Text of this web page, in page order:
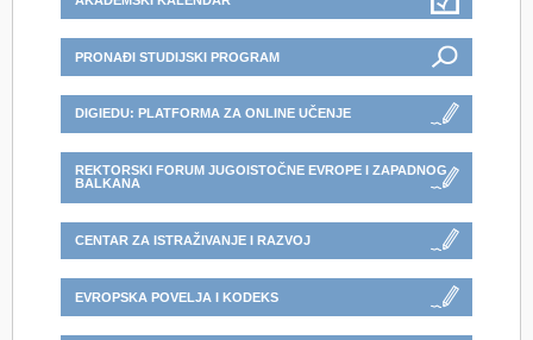
PRONAĐI STUDIJSKI PROGRAM
DIGIEDU: PLATFORMA ZA ONLINE UČENJE
REKTORSKI FORUM JUGOISTOČNE EVROPE I ZAPADNOG
BALKANA
CENTAR ZA ISTRAŽIVANJE I RAZVOJ
EVROPSKA POVELJA I KODEKS